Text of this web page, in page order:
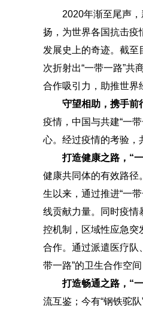
2020年渐至尾声
扬，为世界各国抗击疫
发展史上的奇迹。截至
次折射出“一带一路”
合作吸引力，助推世界
守望相助，携手前
疫情，中国与共建“一
心。经过疫情的考验，
打造健康之路，“
健康共同体的有效路径
生以来，通过推进“一
线贡献力量。同时疫情
控机制，区域性应急突
合作。通过派遣医疗队
带一路”的卫生合作空
打造畅通之路，“
流互鉴；今有“钢铁驼